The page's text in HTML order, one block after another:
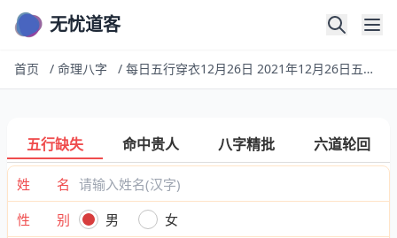
无忧道客
首页 / 命理八字 / 每日五行穿衣12月26日 2021年12月26日五行穿衣指南
五行缺失 命中贵人 八字精批 六道轮回
姓 名
性 别
男
女